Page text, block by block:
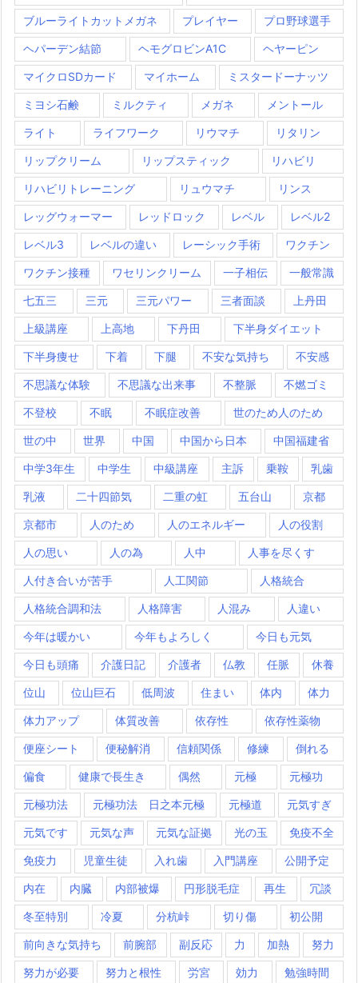
ブルーライトカットメガネ プレイヤー プロ野球選手
ヘパーデン結節 ヘモグロビンA1C ヘヤーピン
マイクロSDカード マイホーム ミスタードーナッツ
ミヨシ石鹸 ミルクティ メガネ メントール
ライト ライフワーク リウマチ リタリン
リップクリーム リップスティック リハビリ
リハビリトレーニング リュウマチ リンス
レッグウォーマー レッドロック レベル レベル2
レベル3 レベルの違い レーシック手術 ワクチン
ワクチン接種 ワセリンクリーム 一子相伝 一般常識
七五三 三元 三元パワー 三者面談 上丹田
上級講座 上高地 下丹田 下半身ダイエット
下半身痩せ 下着 下腿 不安な気持ち 不安感
不思議な体験 不思議な出来事 不整脈 不燃ゴミ
不登校 不眠 不眠症改善 世のため人のため
世の中 世界 中国 中国から日本 中国福建省
中学3年生 中学生 中級講座 主訴 乗鞍 乳歯
乳液 二十四節気 二重の虹 五台山 京都
京都市 人のため 人のエネルギー 人の役割
人の思い 人の為 人中 人事を尽くす
人付き合いが苦手 人工関節 人格統合
人格統合調和法 人格障害 人混み 人違い
今年は暖かい 今年もよろしく 今日も元気
今日も頭痛 介護日記 介護者 仏教 任脈 休養
位山 位山巨石 低周波 住まい 体内 体力
体力アップ 体質改善 依存性 依存性薬物
便座シート 便秘解消 信頼関係 修練 倒れる
偏食 健康で長生き 偶然 元極 元極功
元極功法 元極功法 日之本元極 元極道 元気すぎ
元気です 元気な声 元気な証拠 光の玉 免疫不全
免疫力 児童生徒 入れ歯 入門講座 公開予定
内在 内臓 内部被爆 円形脱毛症 再生 冗談
冬至特別 冷夏 分杭峠 切り傷 初公開
前向きな気持ち 前腕部 副反応 力 加熱 努力
努力が必要 努力と根性 労宮 効力 勉強時間